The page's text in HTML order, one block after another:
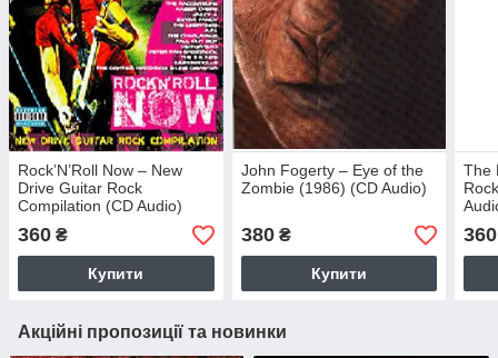
Rock’N’Roll Now – New
Drive Guitar Rock
Compilation (CD Audio)
360 ₴
Купити
John Fogerty – Eye of the
Zombie (1986) (CD Audio)
380₴
Купити
The
360
Акційні пропозиції та новинки